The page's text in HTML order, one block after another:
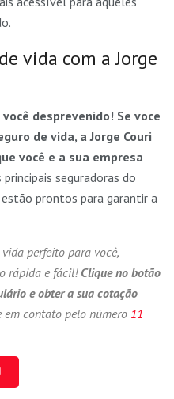
vida com a Jorge
desprevenido! Se voce
de vida, a Jorge Couri
você e a sua empresa
seguradoras do
prontos para garantir a
perfeito para você,
rápida e fácil! Clique no botão
e obter a sua cotação
em contato pelo número 11